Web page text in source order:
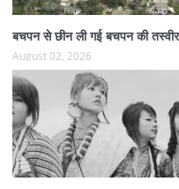
बचपन से छीन ली गई बचपन की तस्वीर
August 02, 2026